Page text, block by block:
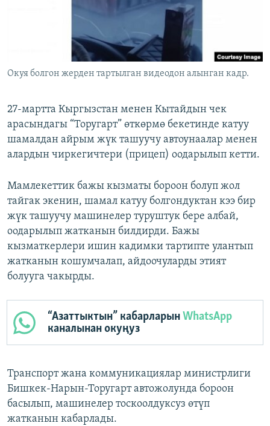
ЭЕ/АРнун бардык сайттары
Окуя болгон жерден тартылган видеодон алынган кадр.
27-мартта Кыргызстан менен Кытайдын чек
арасындагы “Торугарт” өткөрмө бекетинде катуу
шамалдан айрым жүк ташуучу автоунаалар менен
алардын чиркегичтери (прицеп) оодарылып кетти.
Мамлекеттик бажы кызматы бороон болуп жол
тайгак экенин, шамал катуу болгондуктан кээ бир
жүк ташуучу машинелер туруштук бере албай,
оодарылып жатканын билдирди. Бажы
кызматкерлери ишин кадимки тартипте улантып
жатканын кошумчалап, айдоочуларды этият
болууга чакырды.
“Азаттыктын” кабарларынWhatsApp
каналынан окуңуз
Транспорт жана коммуникациялар министрлиги
Бишкек-Нарын-Торугарт автожолунда бороон
басылып, машинелер тоскоолдуксуз өтүп
жатканын кабарлады.